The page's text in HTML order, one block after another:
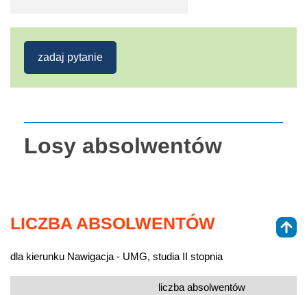
zadaj pytanie
Losy absolwentów
LICZBA ABSOLWENTÓW
dla kierunku Nawigacja - UMG, studia II stopnia
liczba absolwentów